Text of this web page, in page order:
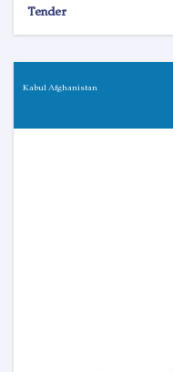
Tender
Kabul Afghanistan